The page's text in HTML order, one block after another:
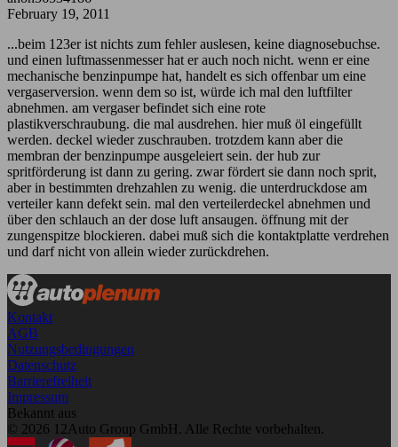
February 19, 2011
...beim 123er ist nichts zum fehler auslesen, keine diagnosebuchse.
und einen luftmassenmesser hat er auch noch nicht. wenn er eine
mechanische benzinpumpe hat, handelt es sich offenbar um eine
vergaserversion. wenn dem so ist, würde ich mal den luftfilter
abnehmen. am vergaser befindet sich eine rote
plastikverschraubung. die mal ausdrehen. hier muß öl eingefüllt
werden. deckel wieder zuschrauben. trotzdem kann aber die
membran der benzinpumpe ausgeleiert sein. der hub zur
spritförderung ist dann zu gering. zwar fördert sie dann noch sprit,
aber in bestimmten drehzahlen zu wenig. die unterdruckdose am
verteiler kann defekt sein. mal den verteilerdeckel abnehmen und
über den schlauch an der dose luft ansaugen. öffnung mit der
zungenspitze blockieren. dabei muß sich die kontaktplatte verdrehen
und darf nicht von allein wieder zurückdrehen.
Kontakt
AGB
Nutzungsbedingungen
Datenschutz
Barrierefreiheit
Impressum
Bekannt aus
© 2026 12Auto Group GmbH. Alle Rechte vorbehalten.